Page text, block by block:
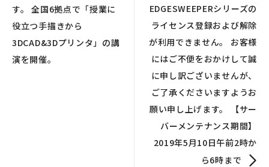
す。 全国6拠点で「授業に
役立つ手描きから
3DCAD&3Dプリンタ」の講
演を開催。
EDGESWEEPERシリーズの
ライセンス登録および解除
が利用できません。 お客様
にはご不便をおかけして誠
に申し訳ございませんが、
ご了承くださいますようお
願い申し上げます。 【サー
バーメンテナンス期間】
2019年5月10日午前2時か
ら6時まで